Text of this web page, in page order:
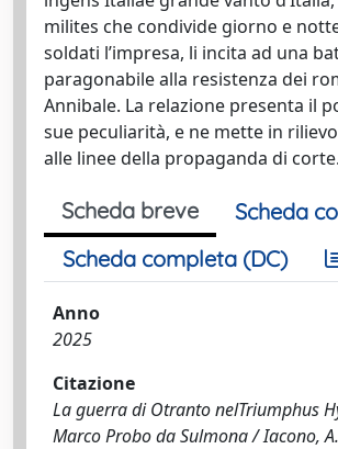
milites che condivide giorno e
soldati l’impresa, li incita ad una
paragonabile alla resistenza dei
Annibale. La relazione presenta il
sue peculiarità, e ne mette in
alle linee della propaganda di corte.
Scheda breve
Scheda
Scheda completa (DC)
Anno
2025
Citazione
La guerra di Otranto nelTriumphus
Marco Probo da Sulmona / Iacono,